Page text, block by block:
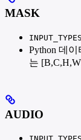
MASK
INPUT_TYPES
Python 데이
는
AUDIO